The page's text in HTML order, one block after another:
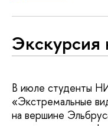
Экскурсия
В июле студенты
«Экстремальные
на вершине